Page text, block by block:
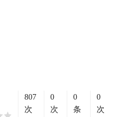
807
次
0
次
0
条
0
次